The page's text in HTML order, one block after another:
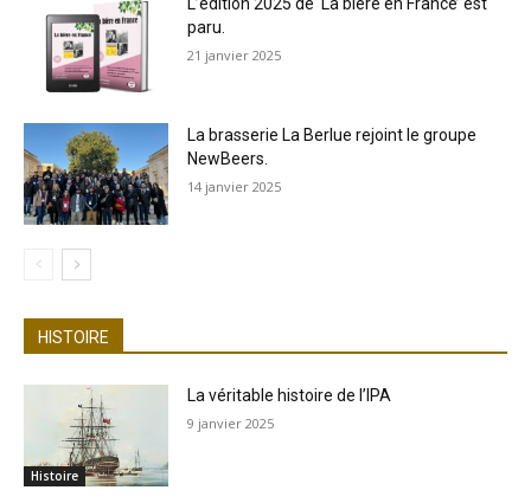
paru.
21 janvier 2025
La brasserie La Berlue rejoint le groupe
NewBeers.
14 janvier 2025
HISTOIRE
Histoire
La véritable histoire de l’IPA
9 janvier 2025